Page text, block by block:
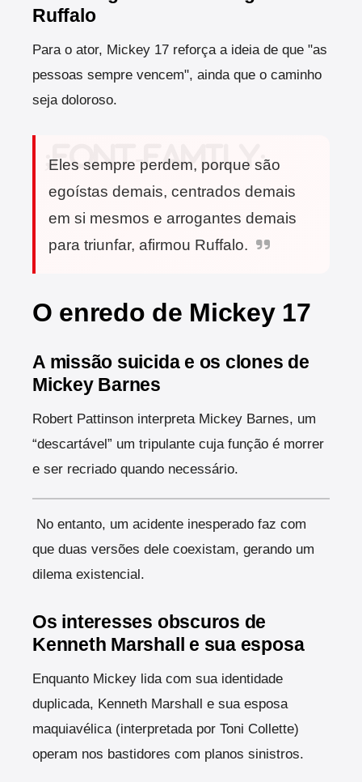
Ruffalo
Para o ator, Mickey 17 reforça a ideia de que "as
pessoas sempre vencem", ainda que o caminho
seja doloroso.
Eles sempre perdem, porque são
egoístas demais, centrados demais
em si mesmos e arrogantes demais
para triunfar, afirmou Ruffalo.
O enredo de Mickey 17
A missão suicida e os clones de
Mickey Barnes
Robert Pattinson interpreta Mickey Barnes, um
“descartável” um tripulante cuja função é morrer
e ser recriado quando necessário.
No entanto, um acidente inesperado faz com
que duas versões dele coexistam, gerando um
dilema existencial.
Os interesses obscuros de
Kenneth Marshall e sua esposa
Enquanto Mickey lida com sua identidade
duplicada, Kenneth Marshall e sua esposa
maquiavélica (interpretada por Toni Collette)
operam nos bastidores com planos sinistros.